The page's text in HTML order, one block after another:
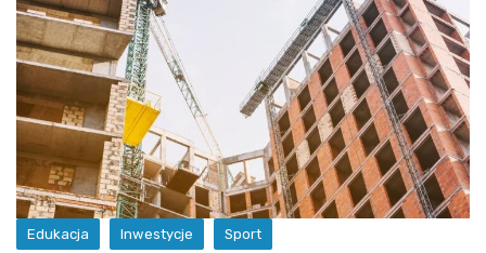
Edukacja Inwestycje Sport